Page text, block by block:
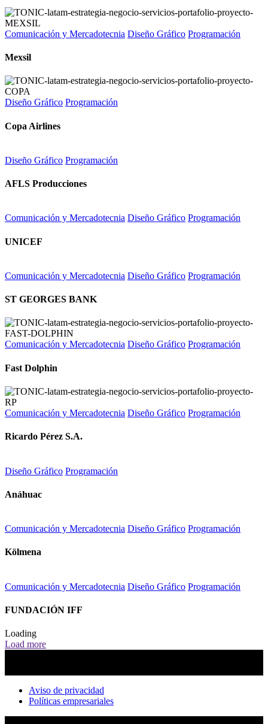
Comunicación y Mercadotecnia Diseño Gráfico Programación
Mexsil
Diseño Gráfico Programación
Copa Airlines
Diseño Gráfico Programación
AFLS Producciones
Comunicación y Mercadotecnia Diseño Gráfico Programación
UNICEF
Comunicación y Mercadotecnia Diseño Gráfico Programación
ST GEORGES BANK
Comunicación y Mercadotecnia Diseño Gráfico Programación
Fast Dolphin
Comunicación y Mercadotecnia Diseño Gráfico Programación
Ricardo Pérez S.A.
Diseño Gráfico Programación
Anáhuac
Comunicación y Mercadotecnia Diseño Gráfico Programación
Kölmena
Comunicación y Mercadotecnia Diseño Gráfico Programación
FUNDACIÓN IFF
Loading
Load more
Aviso de privacidad
Políticas empresariales